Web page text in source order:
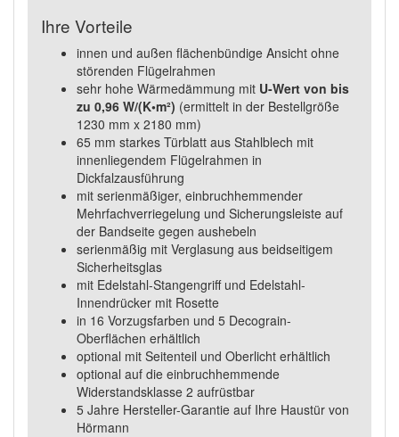
Ihre Vorteile
innen und außen flächenbündige Ansicht ohne
störenden Flügelrahmen
sehr hohe Wärmedämmung mit U-Wert von bis
zu 0,96 W/(K•m²) (ermittelt in der Bestellgröße
1230 mm x 2180 mm)
65 mm starkes Türblatt aus Stahlblech mit
innenliegendem Flügelrahmen in
Dickfalzausführung
mit serienmäßiger, einbruchhemmender
Mehrfachverriegelung und Sicherungsleiste auf
der Bandseite gegen aushebeln
serienmäßig mit Verglasung aus beidseitigem
Sicherheitsglas
mit Edelstahl-Stangengriff und Edelstahl-
Innendrücker mit Rosette
in 16 Vorzugsfarben und 5 Decograin-
Oberflächen erhältlich
optional mit Seitenteil und Oberlicht erhältlich
optional auf die einbruchhemmende
Widerstandsklasse 2 aufrüstbar
5 Jahre Hersteller-Garantie auf Ihre Haustür von
Hörmann